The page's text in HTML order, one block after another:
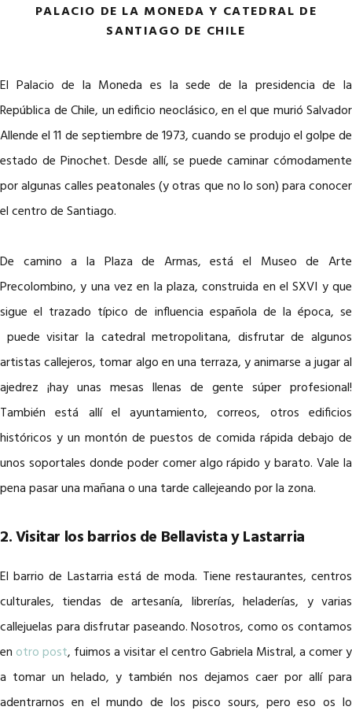
PALACIO DE LA MONEDA Y CATEDRAL DE
SANTIAGO DE CHILE
El Palacio de la Moneda es la sede de la presidencia de la
República de Chile, un edificio neoclásico, en el que murió Salvador
Allende el 11 de septiembre de 1973, cuando se produjo el golpe de
estado de Pinochet. Desde allí, se puede caminar cómodamente
por algunas calles peatonales (y otras que no lo son) para conocer
el centro de Santiago.
De camino a la Plaza de Armas, está el Museo de Arte
Precolombino, y una vez en la plaza, construida en el SXVI y que
sigue el trazado típico de influencia española de la época, se
puede visitar la catedral metropolitana, disfrutar de algunos
artistas callejeros, tomar algo en una terraza, y animarse a jugar al
ajedrez ¡hay unas mesas llenas de gente súper profesional!
También está allí el ayuntamiento, correos, otros edificios
históricos y un montón de puestos de comida rápida debajo de
unos soportales donde poder comer algo rápido y barato. Vale la
pena pasar una mañana o una tarde callejeando por la zona.
2. Visitar los barrios de Bellavista y Lastarria
El barrio de Lastarria está de moda. Tiene restaurantes, centros
culturales, tiendas de artesanía, librerías, heladerías, y varias
callejuelas para disfrutar paseando. Nosotros, como os contamos
en otro post, fuimos a visitar el centro Gabriela Mistral, a comer y
a tomar un helado, y también nos dejamos caer por allí para
adentrarnos en el mundo de los pisco sours, pero eso os lo